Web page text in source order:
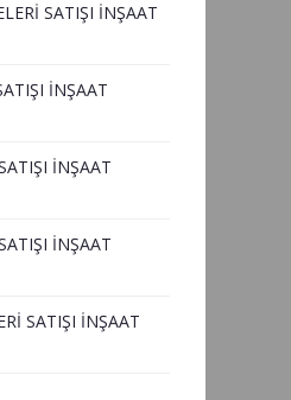
SATIŞI İNŞAAT
İNŞAAT
İNŞAAT
İNŞAAT
SATIŞI İNŞAAT